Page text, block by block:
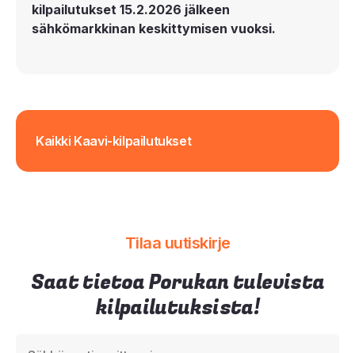
kilpailutukset 15.2.2026 jälkeen
sähkömarkkinan keskittymisen vuoksi.
Kaikki Kaavi-kilpailutukset
Tilaa uutiskirje
Saat tietoa Porukan tulevista
kilpailutuksista!